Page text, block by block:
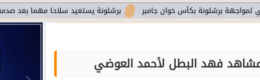
برشلونة يستعيد سلاحا مهما بعد صدمة كأس العالم بكأس خوان جامبر
فهد البطل لأحمد العوضي